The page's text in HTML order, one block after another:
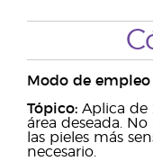
Modo de empleo
Tópico: Aplica de
área deseada.
las pieles más
necesario.